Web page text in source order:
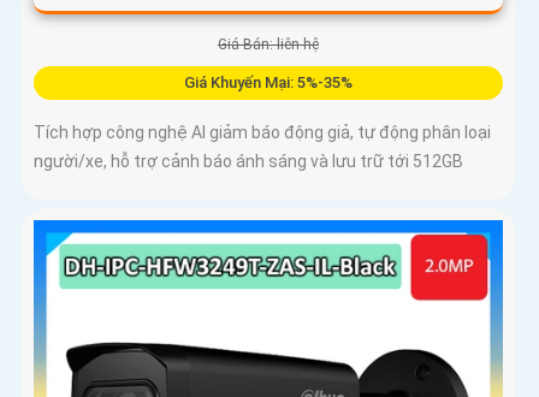
Giá Bán: liên hệ
Giá Khuyến Mại: 5%-35%
Tích hợp công nghệ AI giảm báo động giả, tự động phân loại
người/xe, hỗ trợ cảnh báo ánh sáng và lưu trữ tới 512GB